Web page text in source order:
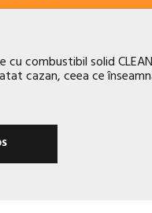
combustibil solid
cazan, ceea ce